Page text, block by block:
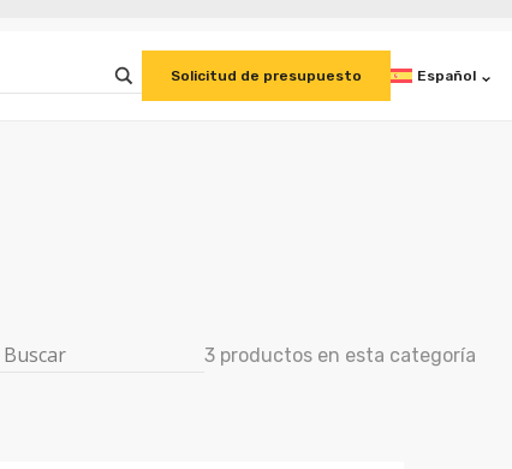
Solicitud de presupuesto Español
3 productos en esta categoría